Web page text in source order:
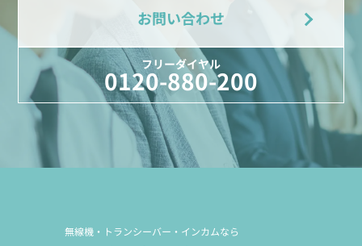
お問い合わせ
フリーダイヤル
0120-880-200
無線機・トランシーバー・インカムなら